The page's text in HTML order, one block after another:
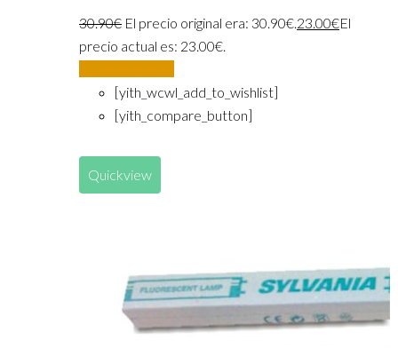
30.90€ El precio original era: 30.90€.23.00€El
precio actual es: 23.00€.
[yith_wcwl_add_to_wishlist]
[yith_compare_button]
Quickview